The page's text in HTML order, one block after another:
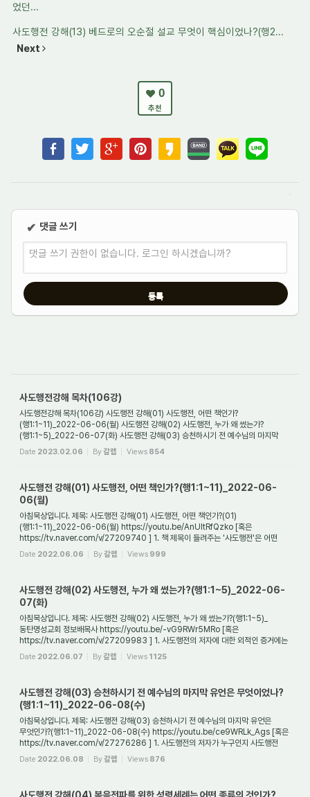
었던...
사도행전 강해(13) 베드로의 오순절 설교 무엇이 핵심이었나?(행2...
Next
0
추천
✔ 댓글 쓰기
댓글 쓰기 권한이 없습니다. 로그인 하시겠습니까?
사도행전강해 목차(106강)
사도행전강해 목차(106강) 사도행전 강해(01) 사도행전, 어떤 책인가?
(행1:1~11)_2022-06-06(월) 사도행전 강해(02) 사도행전, 누가 왜 썼는가?
(행1:1~5)_2022-06-07(화) 사도행전 강해(03) 승천하시기 전 예수님의 마지막
유언은 무엇이었나?(행1:1~11)_2022-...
Date 2023.02.06 By갈렙 Views 854
사도행전 강해(01) 사도행전, 어떤 책인가?(행1:1~11)_2022-06-
06(월)
아침묵상입니다. 제목: 사도행전 강해(01) 사도행전, 어떤 책인가?(01)
(행1:1~11)_2022-06-06(월) https://youtu.be/AnUItRfQzko [혹은
https://tv.naver.com/v/27209740 ] 1. 책 제목이 들려주는 '사도행전'은 어떤
책인가? 사도행전은 헬라어로 '프락세아스 ...
Date 2022.06.06 By갈렙 Views 999
사도행전 강해(02) 사도행전, 누가 왜 썼는가?(행1:1~5)_2022-06-
07(화)
아침묵상입니다. 제목: 사도행전 강해(02) 사도행전, 누가 왜 썼는가?(행1:1~5)_
동탄명성교회 정보배목사 https://youtu.be/-vG9RWr5MRo [혹은
https://tv.naver.com/v/27209983 ] 1. 사도행전의 저자에 대한 외적인 증거에는
어떤 것이 있는가? 사도행전은 사...
Date 2022.06.07 By갈렙 Views 1125
사도행전 강해(03) 승천하시기 전 예수님의 마지막 유언은 무엇이었나?
(행1:1~11)_2022-06-08(수)
아침묵상입니다. 제목: 사도행전 강해(03) 승천하시기 전 예수님의 마지막 유언은
무엇인가?(행1:1~11)_2022-06-08(수) https://youtu.be/ce9WRLk_Ags [혹은
https://tv.naver.com/v/27276286 ] 1. 사도행전의 저자가 누구인지 사도행전
기록을 통해서도 알 수...
Date 2022.06.08 By갈렙 Views 876